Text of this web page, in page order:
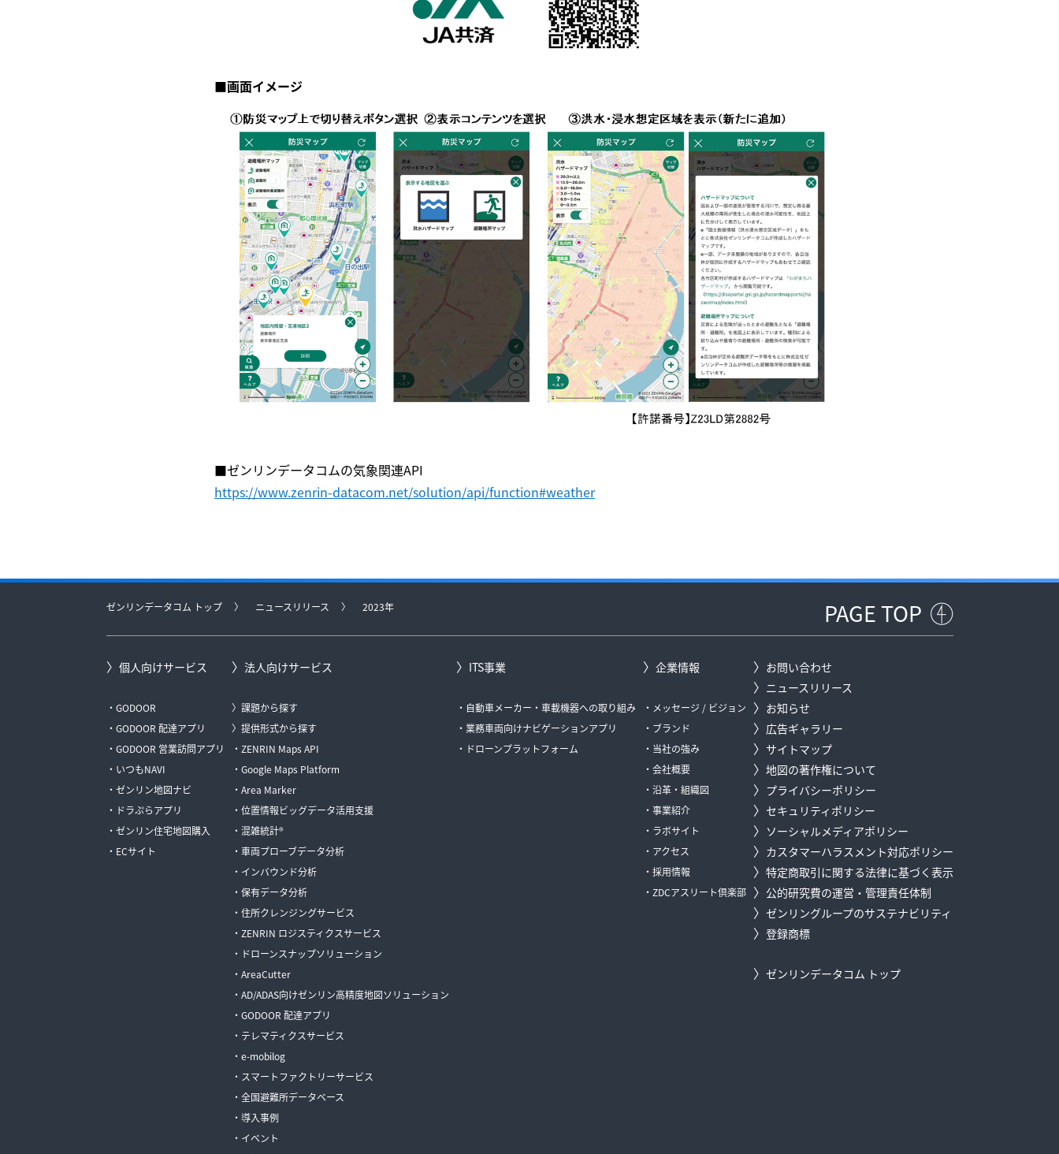
■画面イメージ
■ゼンリンデータコムの気象関連API
https://www.zenrin-datacom.net/solution/api/function#weather
ゼンリンデータコム トップ ニュースリリース 2023年 PAGE TOP
個人向けサービス
GODOOR
GODOOR 配達アプリ
GODOOR 営業訪問アプリ
いつもNAVI
ゼンリン地図ナビ
ドラぷらアプリ
ゼンリン住宅地図購入
ECサイト
法人向けサービス
課題から探す
提供形式から探す
ZENRIN Maps API
Google Maps Platform
Area Marker
位置情報ビッグデータ活用支援
混雑統計®
車両プローブデータ分析
インバウンド分析
保有データ分析
住所クレンジングサービス
ZENRIN ロジスティクスサービス
ドローンスナップソリューション
AreaCutter
AD/ADAS向けゼンリン高精度地図ソリューション
GODOOR 配達アプリ
テレマティクスサービス
e-mobilog
スマートファクトリーサービス
全国避難所データベース
導入事例
イベント
ITS事業
自動車メーカー・車載機器への取り組み
業務車両向けナビゲーションアプリ
ドローンプラットフォーム
企業情報
メッセージ / ビジョン
ブランド
当社の強み
会社概要
沿革・組織図
事業紹介
ラボサイト
アクセス
採用情報
ZDCアスリート倶楽部
お問い合わせ
ニュースリリース
お知らせ
広告ギャラリー
サイトマップ
地図の著作権について
プライバシーポリシー
セキュリティポリシー
ソーシャルメディアポリシー
カスタマーハラスメント対応ポリシー
特定商取引に関する法律に基づく表示
公的研究費の運営・管理責任体制
ゼンリングループのサステナビリティ
登録商標
ゼンリンデータコム トップ